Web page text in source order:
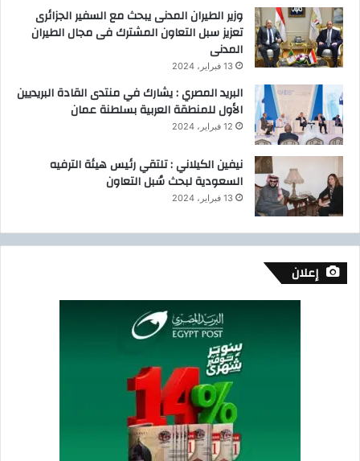
وزير الطيران المدنى يبحث مع السفير الجزائرى
تعزيز سبل التعاون المشترك فى مجال الطيران
المدنى
13 فبراير، 2024
البريد المصري : يشارك في منتدى القادة البريديين
الأول للمنطقة العربية بسلطنة عمان
12 فبراير، 2024
نيفين الكيلاني : تلتقي رئيس هيئة الترفيه
السعودية لبحث سُبل التعاون
13 فبراير، 2024
إعلان